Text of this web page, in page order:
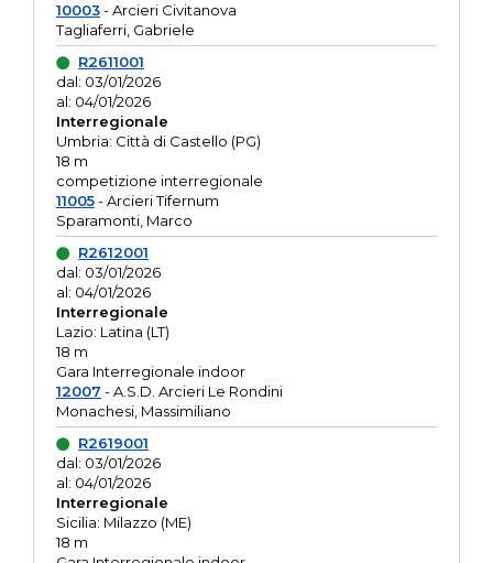
10003- Arcieri Civitanova
Tagliaferri, Gabriele
R2611001
dal: 03/01/2026
al: 04/01/2026
Interregionale
Umbria: Città di Castello (PG)
18 m
competizione interregionale
11005- Arcieri Tifernum
Sparamonti, Marco
R2612001
dal: 03/01/2026
al: 04/01/2026
Interregionale
Lazio: Latina (LT)
18 m
Gara Interregionale indoor
12007 - A.S.D. Arcieri Le Rondini
Monachesi, Massimiliano
R2619001
dal: 03/01/2026
al: 04/01/2026
Interregionale
Sicilia: Milazzo (ME)
18 m